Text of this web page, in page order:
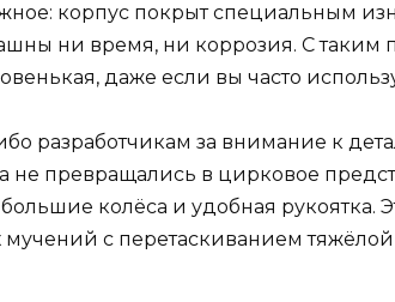
корпус покрыт специальным
ни время, ни коррозия. С таким
даже если вы часто
разработчикам за внимание к
не превращались в цирковое
колёса и удобная рукоятка.
с перетаскиванием тяжёлой